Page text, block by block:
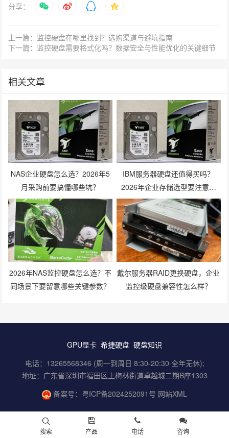
分享：
上一篇：监控硬盘在哪里找到？选购渠道与避坑指南
下一篇：监控硬盘需要格式化吗？数据安全与性能优化的关键细节
相关文章
NAS企业硬盘怎么选？2026年5
月采购前要搞懂哪些坑？
IBM服务器硬盘还值得买吗？
2026年企业存储选型要注意什
么？
2026年NAS监控硬盘怎么选？不
同场景下要留意哪些关键参数？
戴尔服务器RAID更换硬盘，企业
监控级硬盘兼容性怎么样？
GPU显卡 希捷硬盘 硬盘知识
电话：13265568346 (周一到周日 8:30-20:30 全年无休);
地址：广东省深圳市福田区上梅林街道卓越城二期B座1303
备案号： 粤ICP备2024252091号 网站XML
搜索 产品 电话 咨询